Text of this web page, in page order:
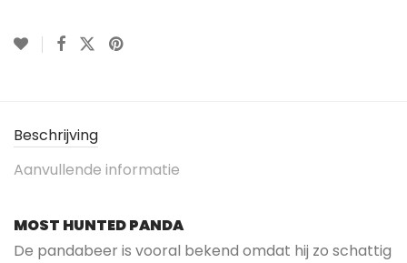
Beschrijving
Aanvullende informatie
MOST HUNTED PANDA
De pandabeer is vooral bekend omdat hij zo schattig